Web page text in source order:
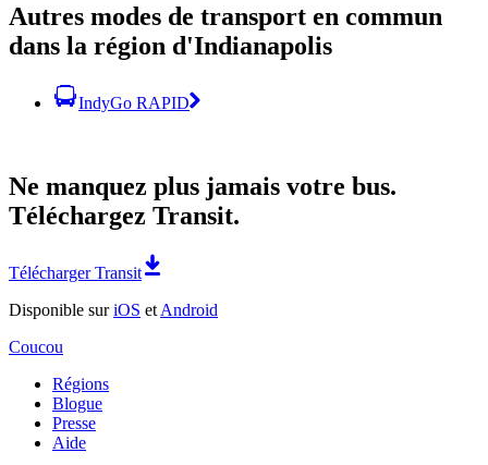
Autres modes de transport en commun
dans la région d'Indianapolis
IndyGo RAPID
Ne manquez plus jamais votre bus.
Téléchargez Transit.
Télécharger Transit
Disponible suriOS et Android
Coucou
Régions
Blogue
Presse
Aide